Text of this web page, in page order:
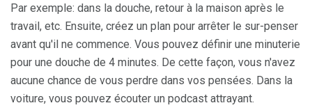
Par exemple: dans la douche, retour à la maison après le
travail, etc. Ensuite, créez un plan pour arrêter le sur-penser
avant qu'il ne commence. Vous pouvez définir une minuterie
pour une douche de 4 minutes. De cette façon, vous n'avez
aucune chance de vous perdre dans vos pensées. Dans la
voiture, vous pouvez écouter un podcast attrayant.